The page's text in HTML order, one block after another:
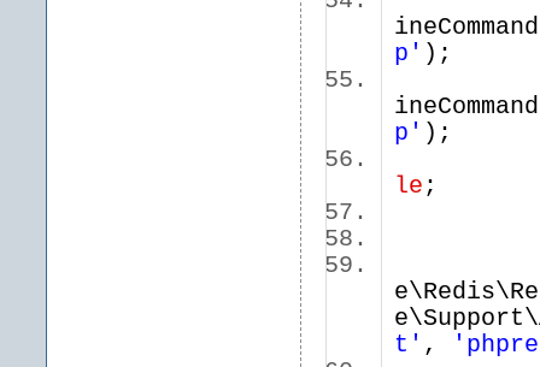
p' );
p' );
le ;
t' ,